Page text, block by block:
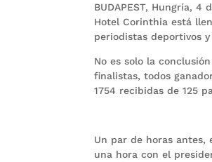
BUDAPEST, Hungría,
Hotel Corinthia está
periodistas deportivos
No es solo la
finalistas, todos
1754 recibidas de 125
Un par de horas antes,
una hora con el